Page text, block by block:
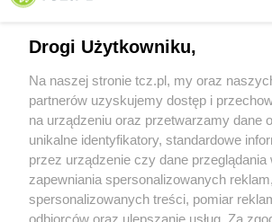
O FIRMIE POLITYKA
REKLAMA WSPÓŁPRACA RSS
Drogi Użytkowniku,
Na naszej stronie tcz.pl, my oraz
partnerów uzyskujemy dostęp i
na urządzeniu oraz przetwarzamy dane
unikalne identyfikatory, standardowe
przez urządzenie czy dane przeglądania
zapewniania spersonalizowanych
spersonalizowanych treści, pomiar
odbiorców oraz ulepszanie usług. Za